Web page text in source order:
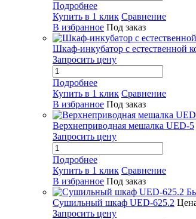
Подробнее
Купить в 1 клик Сравнение
В избранное Под заказ
Шкаф-инкубатор с естественной
Запросить цену
Подробнее
Купить в 1 клик Сравнение
В избранное Под заказ
Верхнеприводная мешалка UED-5
Запросить цену
Подробнее
Купить в 1 клик Сравнение
В избранное Под заказ
Сушильный шкаф UED-625.2
Запросить цену